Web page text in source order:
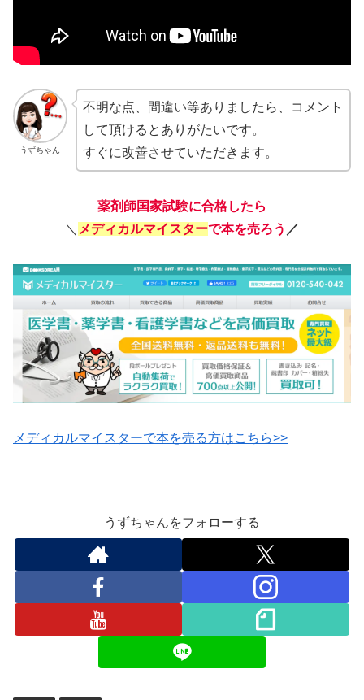
うずちゃん
不明な点、間違い等ありましたら、コメント
して頂けるとありがたいです。
すぐに改善させていただきます。
薬剤師国家試験に合格したら
＼ メディカルマイスターで本を売ろう ／
メディカルマイスターで本を売る方はこちら>>
うずちゃんをフォローする